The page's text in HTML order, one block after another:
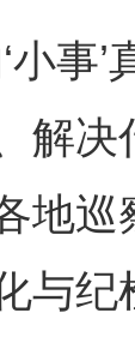
事’
解决
地
与